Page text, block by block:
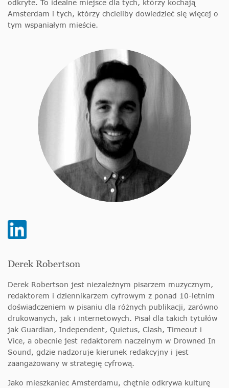
odkryte. To idealne miejsce dla tych, którzy kochają
Amsterdam i tych, którzy chcieliby dowiedzieć się więcej o
tym wspaniałym mieście.
Derek Robertson
Derek Robertson jest niezależnym pisarzem muzycznym,
redaktorem i dziennikarzem cyfrowym z ponad 10-letnim
doświadczeniem w pisaniu dla różnych publikacji, zarówno
drukowanych, jak i internetowych. Pisał dla takich tytułów
jak Guardian, Independent, Quietus, Clash, Timeout i
Vice, a obecnie jest redaktorem naczelnym w Drowned In
Sound, gdzie nadzoruje kierunek redakcyjny i jest
zaangażowany w strategię cyfrową.
Jako mieszkaniec Amsterdamu, chętnie odkrywa kulturę